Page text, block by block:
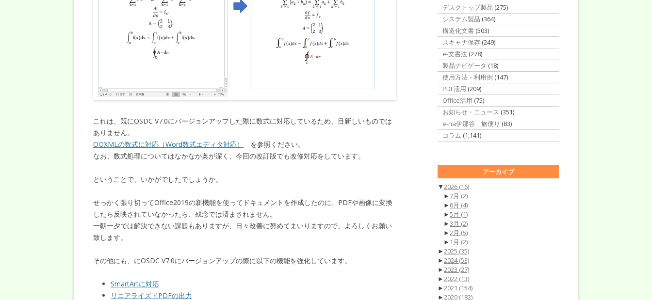
これは、既にOSDC V7.0にバージョンアップした際に数式に対応しているため、目新しいものでは
ありません。
OOXMLの数式に対応（Word数式エディタ対応）
を参照ください。
なお、数式処理についてはなかなか奥が深く、今回の改訂版でも改修対応をしています。
ということで、いかがでしたでしょうか。
せっかく張り切ってOffice2019の新機能を使ってドキュメントを作成したのに、PDFや画像に変換
したら反映されていなかったら、残念では済まされません。
一朝一夕では解決できない課題もありますが、日々改善に努めてまいりますので、よろしくお願い
致します。
その他にも、にOSDC V7.0にバージョンアップの際に以下の機能を強化しています。
SmartArtに対応
リニアライズドPDFの出力
デスクトップ製品 (275)
システム製品 (364)
構造化文書 (503)
スキャナ保存 (249)
e-文書法 (278)
製品ナビゲータ (18)
使用方法・利用例 (147)
PDF活用 (209)
Office活用 (75)
お知らせ・ニュース (351)
e-na伊那谷 旅便り (83)
コラム (1,141)
アーカイブ
▼2026 (16)
► 7月 (2)
► 6月 (4)
►5月 (1)
►3月 (2)
►2月 (5)
► 1月 (2)
►2025 (35)
►2024(53)
►2023 (27)
►2022 (13)
►2021 (154)
►2020 (182)